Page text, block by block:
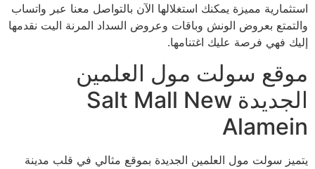
استثمارية مميزة يمكنك استغلالها الآن بالتواصل معنا عبر واتساب
والتمتع بعروض الونش وباقات وعروض السداد المرنة اليت نقدمها
إليك فهي فرصة عليك اغتنامها.
موقع سولت مول العلمين
الجديدة Salt Mall New
Alamein
يتميز سولت مول العلمين الجديدة بموقع مثالي في قلب مدينة